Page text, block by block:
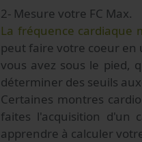
2- Mesure votre FC Max.
La fréquence cardiaque
peut faire votre coeur en
vous avez sous le pied,
déterminer des seuils
Certaines montres
faites l'acquisition d'un
apprendre à calculer